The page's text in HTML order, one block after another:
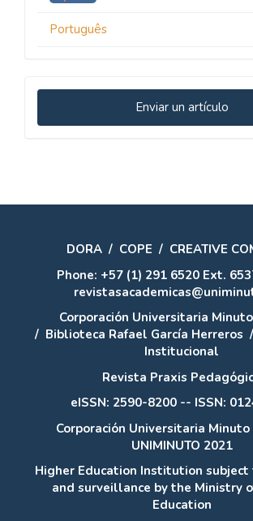
Português
Enviar
un
Enviar un artículo
DORA / COPE / CREATIVE
Phone: +57 (1) 291 6520 Ext.
Corporación Universitaria
/ Biblioteca Rafael García Herreros /
Institucional
Revista Praxis
eISSN: 2590-8200 -- ISSN:
Corporación Universitaria Minuto
UNIMINUTO 2021
Higher Education Institution subject
and surveillance by the Ministry
Education